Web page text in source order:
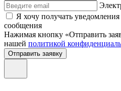
Я хочу получать
сообщения
Нажимая кнопку «Отправить
нашей политикой
Отправить заявку